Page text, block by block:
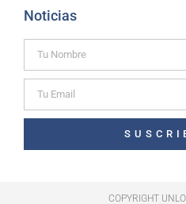
Noticias
COPYRIGHT